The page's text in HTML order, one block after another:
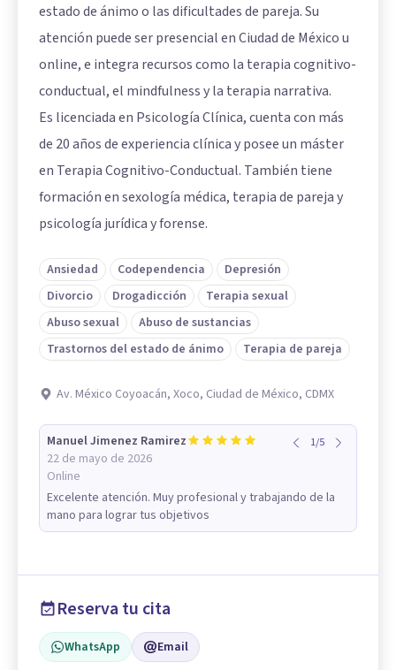
estado de ánimo o las dificultades de pareja. Su
atención puede ser presencial en Ciudad de México u
online, e integra recursos como la terapia cognitivo-
conductual, el mindfulness y la terapia narrativa.
Es licenciada en Psicología Clínica, cuenta con más
de 20 años de experiencia clínica y posee un máster
en Terapia Cognitivo-Conductual. También tiene
formación en sexología médica, terapia de pareja y
psicología jurídica y forense.
Ansiedad Codependencia
Depresión
Divorcio
Drogadicción
Terapia sexual
Abuso sexual
Abuso de sustancias
Trastornos del estado de ánimo
Terapia de pareja
Av. México Coyoacán, Xoco, Ciudad de México, CDMX
Manuel Jimenez Ramirez
22 de mayo de 2026
Online
1/5
Excelente atención. Muy profesional y trabajando de la
mano para lograr tus objetivos
Reserva tu cita
WhatsApp Email